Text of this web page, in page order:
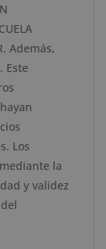
Además,
Este
Los
la
y validez